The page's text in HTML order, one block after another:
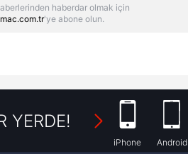
haberdar olmak için
'ye abone olun.
YERDE!
iPhone Android